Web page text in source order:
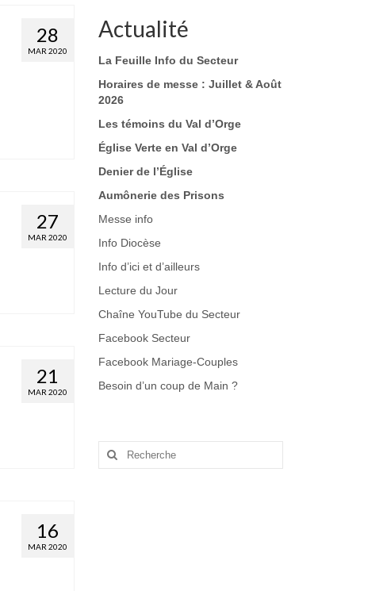
28
MAR 2020
27
MAR 2020
21
MAR 2020
16
MAR 2020
Actualité
La Feuille Info du Secteur
Horaires de messe : Juillet & Août
2026
Les témoins du Val d’Orge
Église Verte en Val d’Orge
Denier de l’Église
Aumônerie des Prisons
Messe info
Info Diocèse
Info d’ici et d’ailleurs
Lecture du Jour
Chaîne YouTube du Secteur
Facebook Secteur
Facebook Mariage-Couples
Besoin d’un coup de Main ?
Rechercher